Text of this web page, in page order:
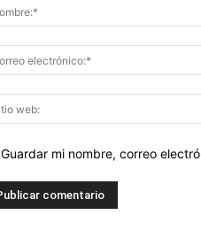
Guardar mi nombre, correo